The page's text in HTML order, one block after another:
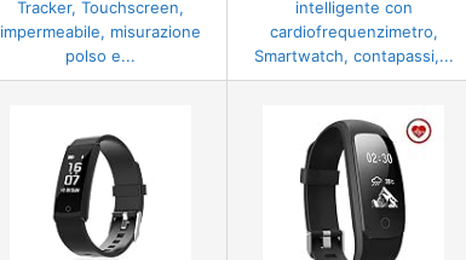
Tracker, Touchscreen,
impermeabile, misurazione
polso e...
intelligente con
cardiofrequenzimetro,
Smartwatch, contapassi,...